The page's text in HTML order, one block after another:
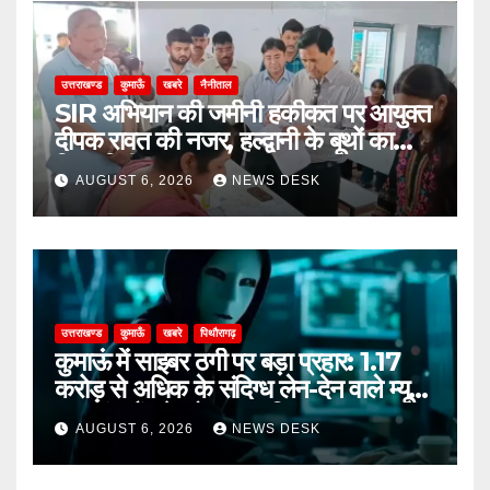
उत्तराखण्ड कुमाऊँ खबरे नैनीताल
SIR अभियान की जमीनी हकीकत पर आयुक्त
दीपक रावत की नजर, हल्द्वानी के बूथों का
किया निरीक्षण
AUGUST 6, 2026 NEWS DESK
उत्तराखण्ड कुमाऊँ खबरे पिथौरागढ़
कुमाऊं में साइबर ठगी पर बड़ा प्रहार: 1.17
करोड़ से अधिक के संदिग्ध लेन-देन वाले म्यूल
अकाउंट गैंग के दो सदस्य गिरफ्तार
AUGUST 6, 2026 NEWS DESK